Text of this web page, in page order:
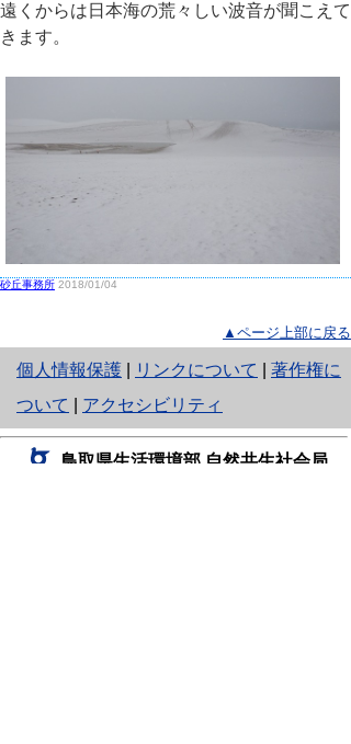
遠くからは日本海の荒々しい波音が聞こえて
きます。
砂丘事務所 2018/01/04
▲ページ上部に戻る
個人情報保護
と
り
ネ
リンクについて
著作権に
ついて
アクセシビリティ
鳥取県生活環境部 自然共生社会局